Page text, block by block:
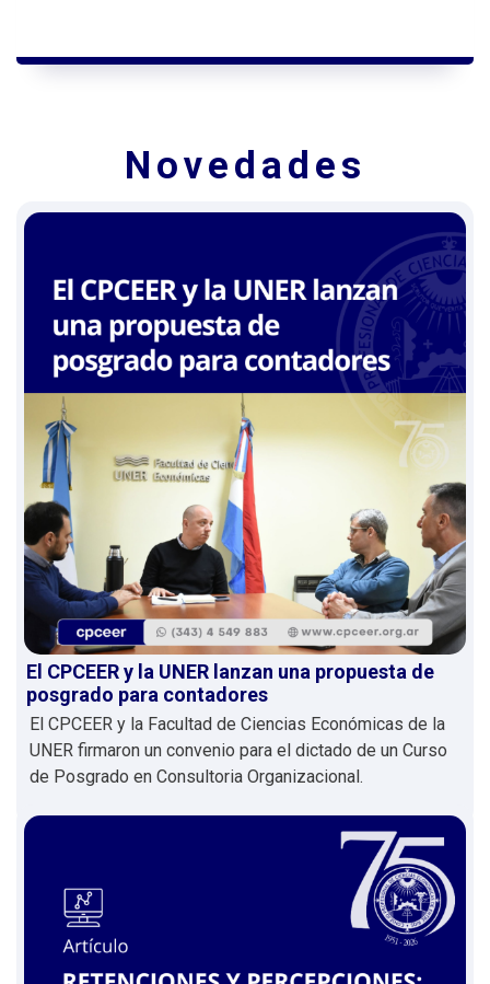
Novedades
El CPCEER y la UNER lanzan una propuesta de
posgrado para contadores
El CPCEER y la Facultad de Ciencias Económicas de la
UNER firmaron un convenio para el dictado de un Curso
de Posgrado en Consultoria Organizacional.